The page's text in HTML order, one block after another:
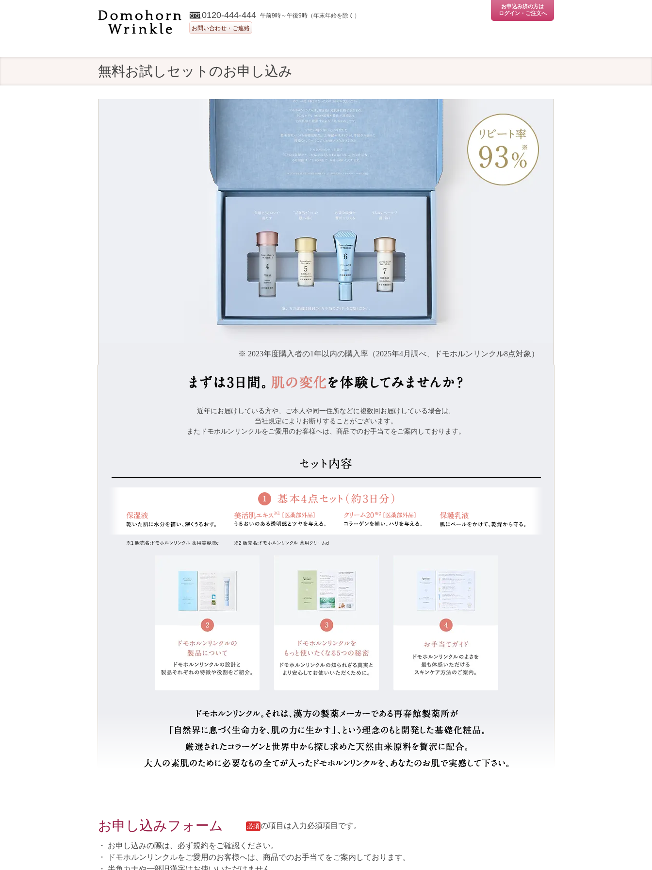
0120-444-444 午前9時～午後9時（年末年始を除く）
お問い合わせ・ご連絡
お申込み済の方は
ログイン・ご注文へ
無料お試しセットのお申し込み
※ 2023年度購入者の1年以内の購入率（2025年4月調べ、ドモホルンリンクル8点対象）
近年にお届けしている方や、ご本人や同一住所などに複数回お届けしている場合は、
当社規定によりお断りすることがございます。
またドモホルンリンクルをご愛用のお客様へは、商品でのお手当てをご案内しております。
お申し込みフォーム 必須の項目は入力必須項目です。
・ お申し込みの際は、必ず規約をご確認ください。
・
ドモホルンリンクルをご愛用のお客様へは、商品でのお手当てをご案内しております。